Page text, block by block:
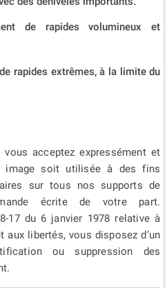
de rapides volumineux et
rapides extrêmes, à la limite du
acceptez expressément et
image soit utilisée à des fins
sur tous nos supports de
écrite de votre part.
17 du 6 janvier 1978 relative à
aux libertés, vous disposez d’un
ou suppression des